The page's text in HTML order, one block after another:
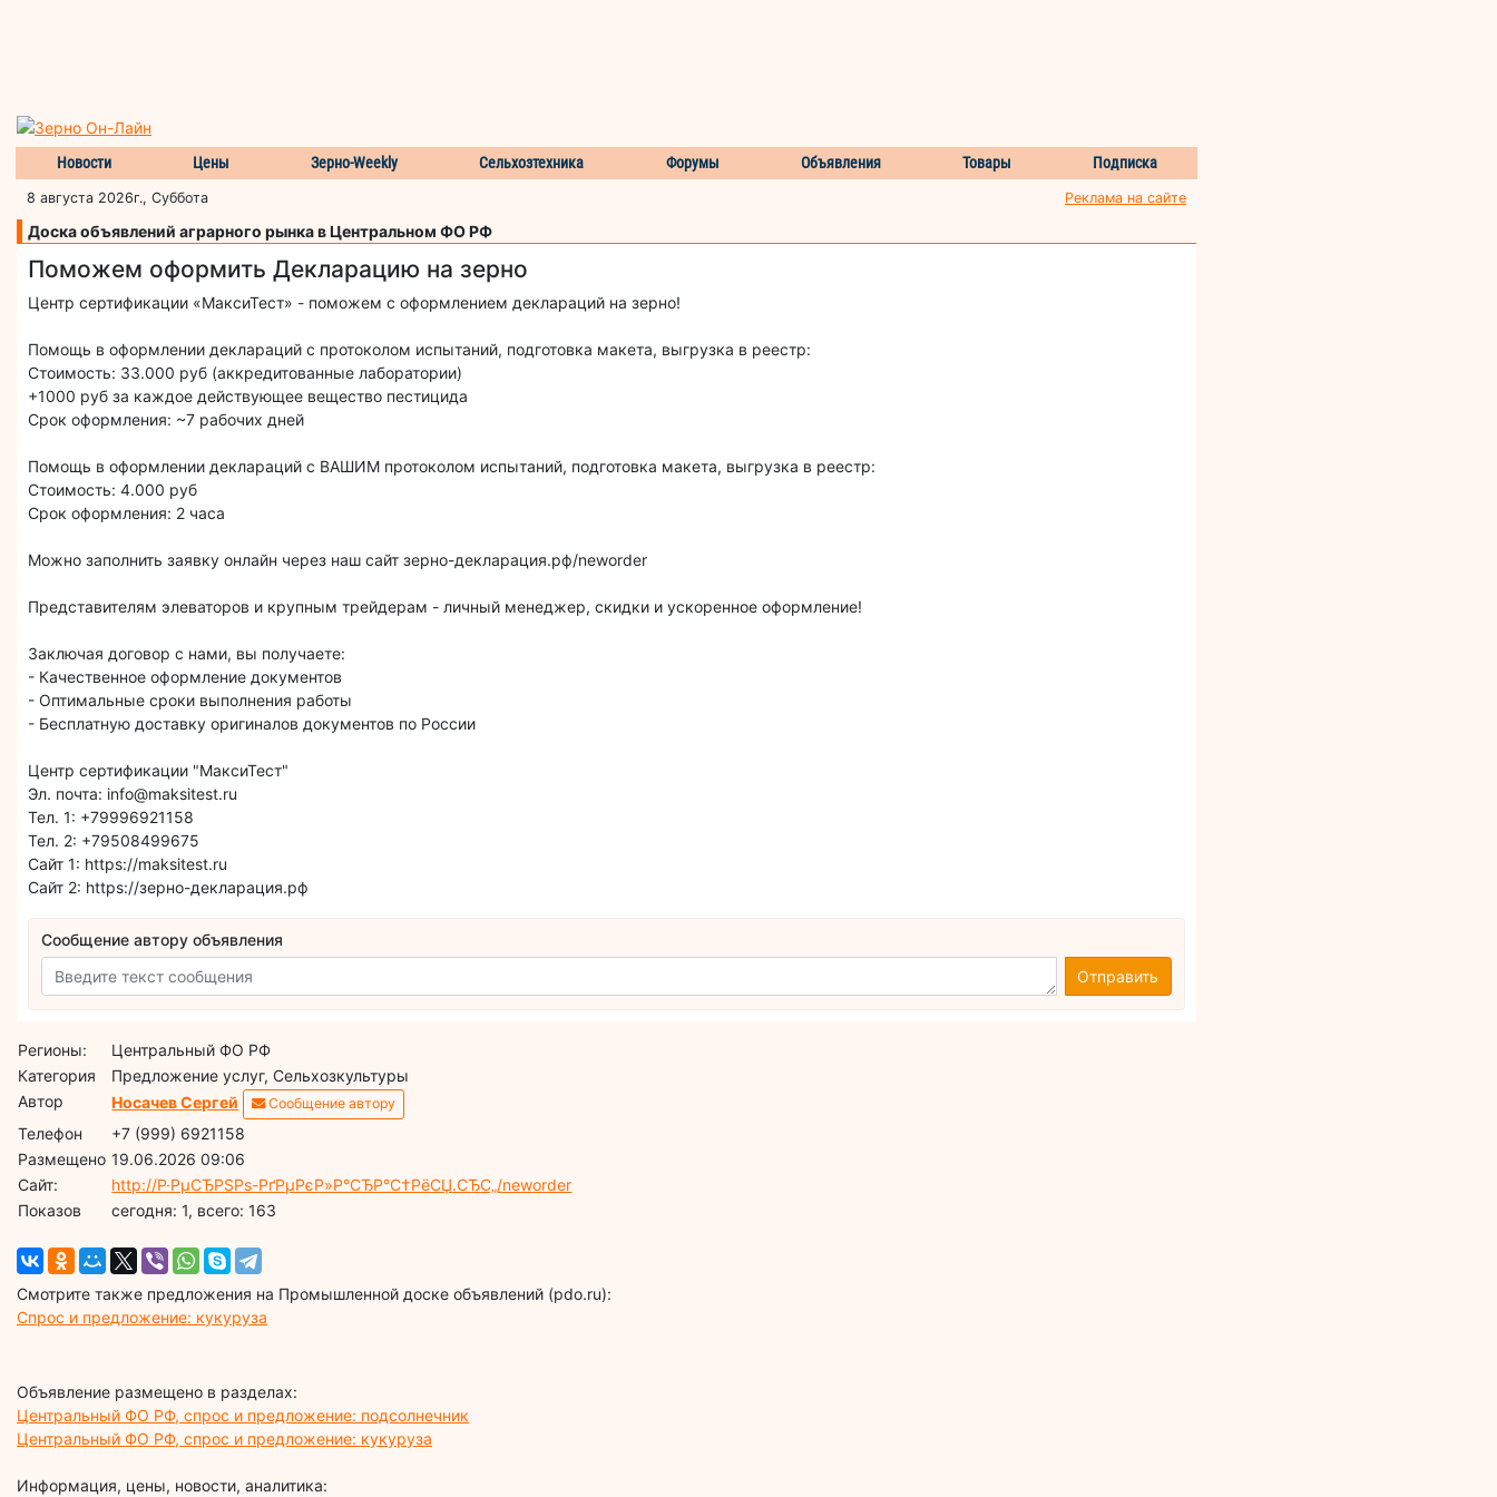
Новости Цены Зерно-Weekly Сельхозтехника Форумы Объявления Товары Подписка
8 августа 2026г., Суббота Реклама на сайте
Доска объявлений аграрного рынка в Центральном ФО РФ
Поможем оформить Декларацию на зерно
Центр сертификации «МаксиТест» - поможем с оформлением деклараций на зерно!
Помощь в оформлении деклараций с протоколом испытаний, подготовка макета, выгрузка в реестр:
Стоимость: 33.000 руб (аккредитованные лаборатории)
+1000 руб за каждое действующее вещество пестицида
Срок оформления: ~7 рабочих дней
Помощь в оформлении деклараций с ВАШИМ протоколом испытаний, подготовка макета, выгрузка в реестр:
Стоимость: 4.000 руб
Срок оформления: 2 часа
Можно заполнить заявку онлайн через наш сайт зерно-декларация.рф/neworder
Представителям элеваторов и крупным трейдерам - личный менеджер, скидки и ускоренное оформление!
Заключая договор с нами, вы получаете:
- Качественное оформление документов
- Оптимальные сроки выполнения работы
- Бесплатную доставку оригиналов документов по России
Центр сертификации "МаксиТест"
Эл. почта: info@maksitest.ru
Тел. 1: +79996921158
Тел. 2: +79508499675
Сайт 1: https://maksitest.ru
Сайт 2: https://зерно-декларация.рф
Сообщение автору объявления
Отправить
Регионы:
Центральный ФО РФ
Категория
Предложение услуг, Сельхозкультуры
Автор
Носачев Сергей Сообщение автору
Телефон
+7 (999) 6921158
Размещено 19.06.2026 09:06
Сайт:
http://Р·РµСЂРЅРѕ-РґРµРєР»Р°СЂР°С†РёСЏ.СЂС„/neworder
Показов
cегодня: 1, всего: 163
Смотрите также предложения на Промышленной доске объявлений (pdo.ru):
Спрос и предложение: кукуруза
Объявление размещено в разделах:
Центральный ФО РФ, спрос и предложение: подсолнечник
Центральный ФО РФ, спрос и предложение: кукуруза
Информация, цены, новости, аналитика: